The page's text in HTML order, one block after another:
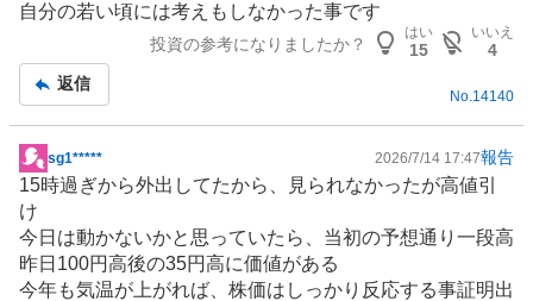
自分の若い頃には考えもしなかった事です
投資の参考になりましたか？
はい
15
いいえ
4
返信
No. 14140
掲
示
板
記
事
sg1***** 2026/7/14 17:47報告
15時過ぎから外出してたから、見られなかったが高値引
け
今日は動かないかと思っていたら、当初の予想通り一段高
昨日100円高後の35円高に価値がある
今年も気温が上がれば、株価はしっかり反応する事証明出